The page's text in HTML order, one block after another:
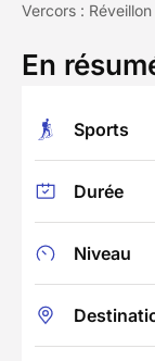
Vercors :
En
Sports
Durée
Niveau